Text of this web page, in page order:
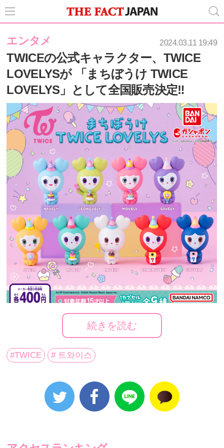
エンタメ 2024.03.11 19:49
TWICEの公式キャラクター、TWICE
LOVELYSが 「まちぼうけ TWICE
LOVELYS」として全国販売決定‼
【いい音楽で一度、素晴らしいパフォーマンスで二度
ズグループTWICE
の公式キャラクターとして親しまれ
ているラブリーのカプセルトイ第４弾となるガシャポ
ン®️（発売元：株式会社バンダイ）が⼤⼈気シリーズ
続きを読む
#TWICE # 트와이스